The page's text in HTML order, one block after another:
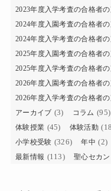
2023年度入学考査の合格者
2024年度入園考査の合格者
2024年度入学考査の合格者
2025年度入園考査の合格者
2025年度入学考査の合格者
2026年度入園考査の合格者
2026年度入学考査の合格者
アーカイブ (3) コラム (95)
体験授業 (45) 体験活動
小学校受験 (326) 年中 (2)
最新情報 (113) 聖心セカ